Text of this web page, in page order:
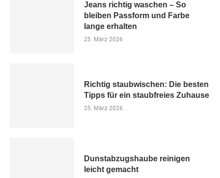
Jeans richtig waschen – So
bleiben Passform und Farbe
lange erhalten
25. März 2026
Richtig staubwischen: Die besten
Tipps für ein staubfreies Zuhause
25. März 2026
Dunstabzugshaube reinigen
leicht gemacht